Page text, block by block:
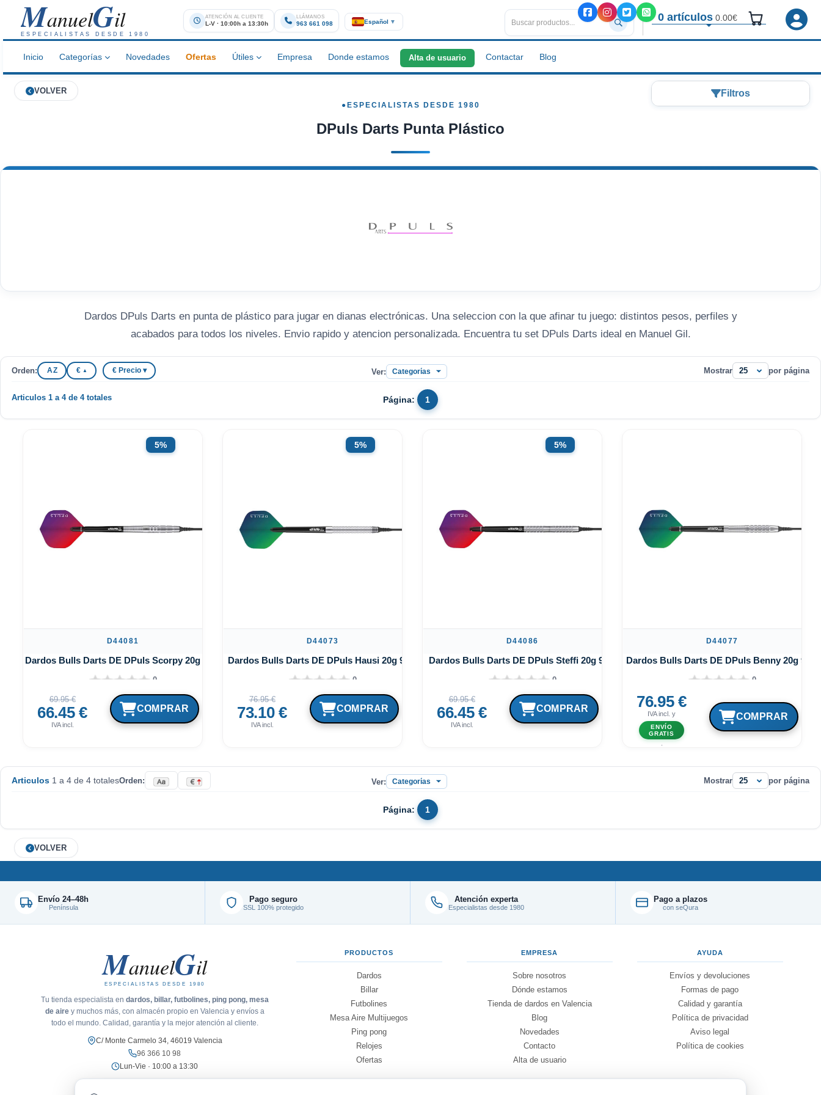
ManuelGil
ESPECIALISTAS DESDE 1980
ATENCIÓN AL CLIENTE
L-V · 10:00h a 13:30h
LLÁMANOS
963 661 098 Español ▼ 0 artículos 0.00€
Inicio Categorías Novedades Ofertas Útiles Empresa Donde estamos Alta de usuario Contactar Blog
VOLVER
DPuls Darts Punta Plástico
Dardos DPuls Darts en punta de plástico para jugar en dianas electrónicas. Una seleccion con la que afinar tu juego: distintos pesos, perfiles y
acabados para todos los niveles. Envio rapido y atencion personalizada. Encuentra tu set DPuls Darts ideal en Manuel Gil.
Orden: A Z € ▲ € Precio ▾ Ver: Mostrar por página
Página: 1
Articulos 1 a 4 de 4 totales
5%
D44081
Dardos Bulls Darts DE DPuls Scorpy 20g 90%
0
69.95 €
66.45 €
IVA incl.
5%
D44073
Dardos Bulls Darts DE DPuls Hausi 20g 90%
0
76.95 €
73.10 €
IVA incl.
5%
D44086
Dardos Bulls Darts DE DPuls Steffi 20g 90%
0
69.95 €
66.45 €
IVA incl.
D44077
Dardos Bulls Darts DE DPuls Benny 20g 90%
0
76.95 €
IVA incl. y
ENVÍO
GRATIS
.
Articulos 1 a 4 de 4 totalesOrden: Ver: Mostrar por página
Página: 1
VOLVER
Filtros
Envío 24–48h
Península
Pago seguro
SSL 100% protegido
Atención experta
Especialistas desde 1980
Pago a plazos
con seQura
ManuelGil
ESPECIALISTAS DESDE 1980
Tu tienda especialista en dardos, billar, futbolines, ping pong, mesa
de airey muchos más, con almacén propio en Valencia y envíos a
todo el mundo. Calidad, garantía y la mejor atención al cliente.
C/ Monte Carmelo 34, 46019 Valencia
96 366 10 98
Lun-Vie · 10:00 a 13:30
PRODUCTOS
Dardos
Billar
Futbolines
Mesa Aire Multijuegos
Ping pong
Relojes
Ofertas
EMPRESA
Sobre nosotros
Dónde estamos
Tienda de dardos en Valencia
Blog
Novedades
Contacto
Alta de usuario
AYUDA
Envíos y devoluciones
Formas de pago
Calidad y garantía
Política de privacidad
Aviso legal
Política de cookies